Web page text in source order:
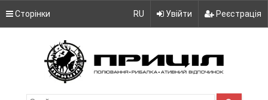
Сторінки RU Увійти Реєстрація